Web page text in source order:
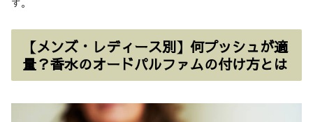
【メンズ・レディース別】何プッシュが適
量？香水のオードパルファムの付け方とは